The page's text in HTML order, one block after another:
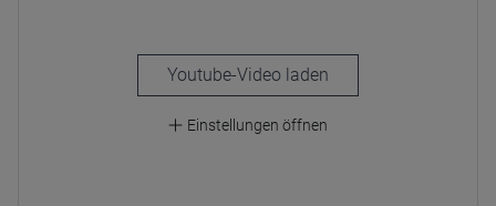
laden
Einstellungen öffnen